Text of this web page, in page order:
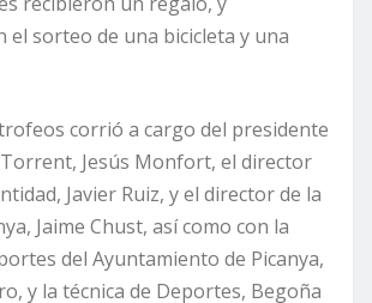
el sorteo de una bicicleta y una
corrió a cargo del presidente
Torrent, Jesús Monfort, el director
Javier Ruiz, y el director de la
Jaime Chust, así como con la
del Ayuntamiento de Picanya,
y la técnica de Deportes, Begoña